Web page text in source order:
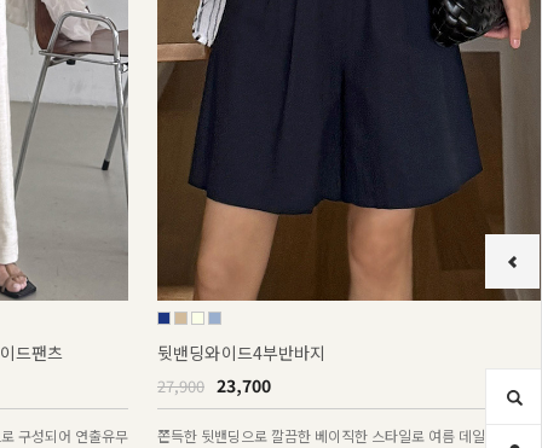
드팬츠
구성되어 연출유무
뒷밴딩와이드4부반바지
27,900 23,700
쫀득한 뒷밴딩으로 깔끔한 베이직한 스타일로 여름 데일리코디를